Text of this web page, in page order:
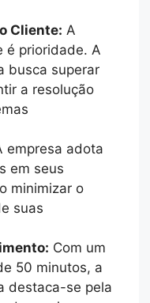
Cliente: A
é prioridade. A
busca superar
a resolução
empresa adota
em seus
minimizar o
suas
Com um
50 minutos, a
destaca-se pela